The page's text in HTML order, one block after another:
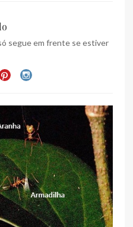
segue em frente se estiver